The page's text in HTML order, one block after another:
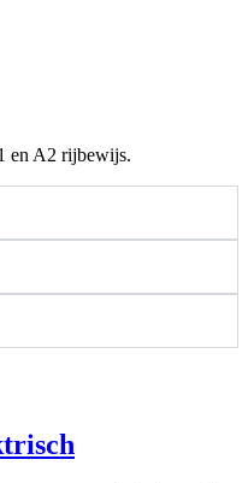
en A2 rijbewijs.